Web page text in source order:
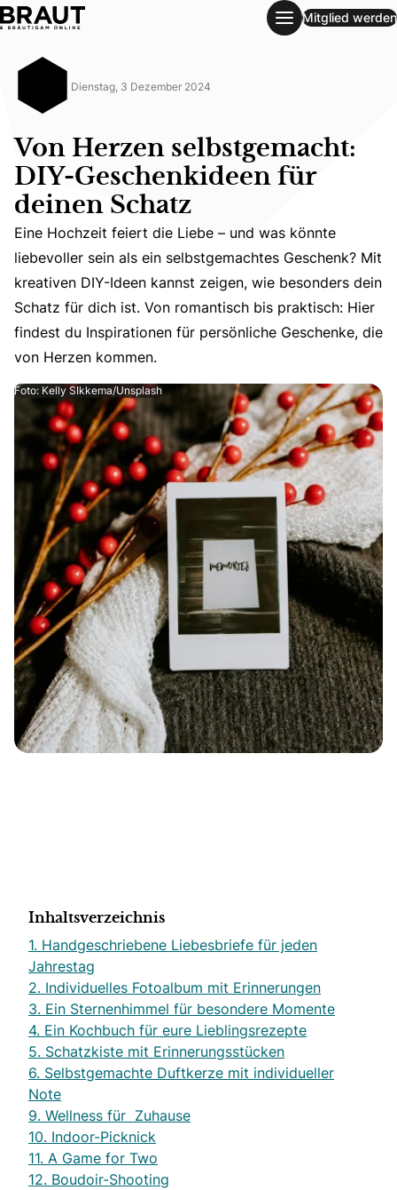
Von Herzen selbstgemacht: DIY-Geschenkideen für deinen
Mitglied werden
Dienstag, 3 Dezember 2024
Von Herzen selbstgemacht:
DIY-Geschenkideen für
deinen Schatz
Eine Hochzeit feiert die Liebe – und was könnte
Eine Hochzeit feiert die Liebe – und was könnte
liebevoller sein als ein selbstgemachtes Geschenk? Mit
kreativen DIY-Ideen kannst zeigen, wie besonders dein
Schatz für dich ist. Von romantisch bis praktisch: Hier
findest du Inspirationen für persönliche Geschenke, die
von Herzen kommen.
Foto: Kelly SIkkema/Unsplash
Inhaltsverzeichnis
1. Handgeschriebene Liebesbriefe für jeden
Jahrestag
2. Individuelles Fotoalbum mit Erinnerungen
3. Ein Sternenhimmel für besondere Momente
4. Ein Kochbuch für eure Lieblingsrezepte
5. Schatzkiste mit Erinnerungsstücken
6. Selbstgemachte Duftkerze mit individueller
Note
9. Wellness für Zuhause
10. Indoor-Picknick
11. A Game for Two
12. Boudoir-Shooting